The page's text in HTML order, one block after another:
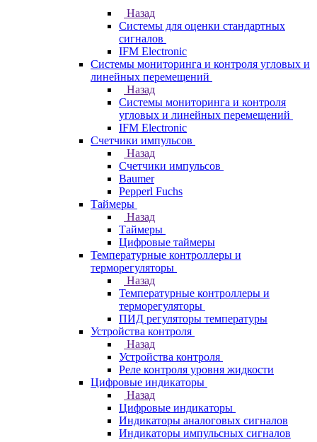
Назад
Системы для оценки стандартных
сигналов
IFM Electronic
Системы мониторинга и контроля угловых и
линейных перемещений
Назад
Системы мониторинга и контроля
угловых и линейных перемещений
IFM Electronic
Счетчики импульсов
Назад
Счетчики импульсов
Baumer
Pepperl Fuchs
Таймеры
Назад
Таймеры
Цифровые таймеры
Температурные контроллеры и
терморегуляторы
Назад
Температурные контроллеры и
терморегуляторы
ПИД регуляторы температуры
Устройства контроля
Назад
Устройства контроля
Реле контроля уровня жидкости
Цифровые индикаторы
Назад
Цифровые индикаторы
Индикаторы аналоговых сигналов
Индикаторы импульсных сигналов